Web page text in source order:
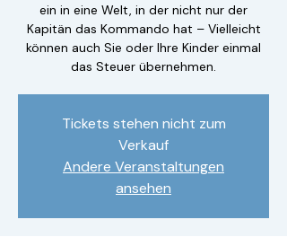
ein in eine Welt, in der nicht nur der
Kapitän das Kommando hat – Vielleicht
können auch Sie oder Ihre Kinder einmal
das Steuer übernehmen.
Tickets stehen nicht zum
Verkauf
Andere Veranstaltungen
ansehen